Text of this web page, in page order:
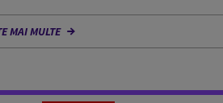
MAI MULTE